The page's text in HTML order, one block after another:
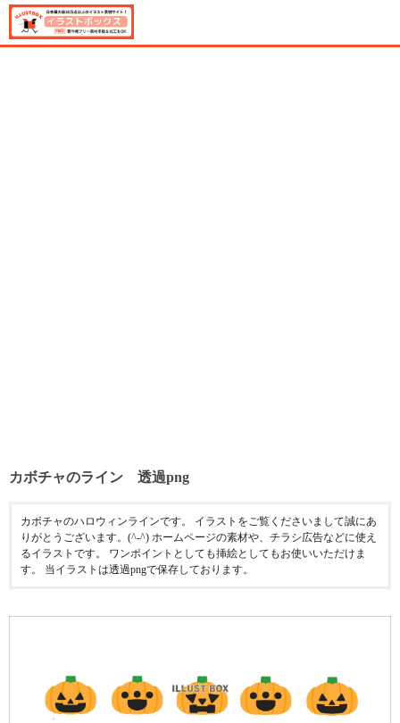
カボチャのライン 透過png
カボチャのハロウィンラインです。 イラストをご覧くださいまして誠にあ
りがとうございます。(^-^) ホームページの素材や、チラシ広告などに使え
るイラストです。 ワンポイントとしても挿絵としてもお使いいただけま
す。 当イラストは透過pngで保存しております。